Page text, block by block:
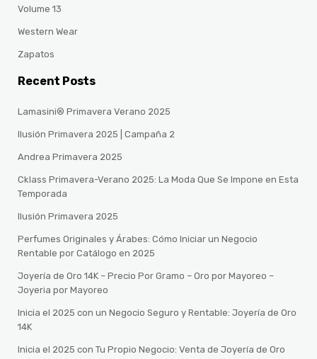
Volume 13
Western Wear
Zapatos
Recent Posts
Lamasini® Primavera Verano 2025
Ilusión Primavera 2025 | Campaña 2
Andrea Primavera 2025
Cklass Primavera-Verano 2025: La Moda Que Se Impone en Esta
Temporada
Ilusión Primavera 2025
Perfumes Originales y Árabes: Cómo Iniciar un Negocio
Rentable por Catálogo en 2025
Joyería de Oro 14K – Precio Por Gramo – Oro por Mayoreo –
Joyeria por Mayoreo
Inicia el 2025 con un Negocio Seguro y Rentable: Joyería de Oro
14K
Inicia el 2025 con Tu Propio Negocio: Venta de Joyería de Oro